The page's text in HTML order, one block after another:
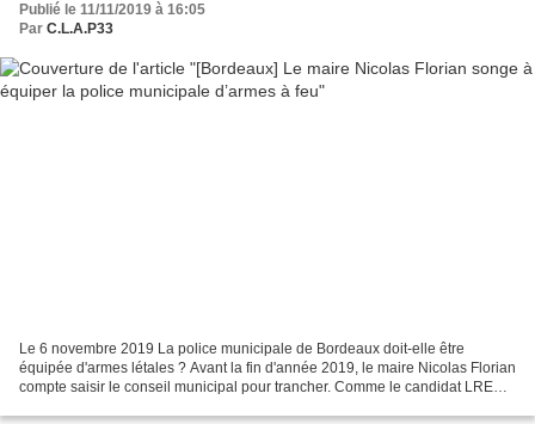
Publié le 11/11/2019 à 16:05
Par C.L.A.P33
Le 6 novembre 2019 La police municipale de Bordeaux doit-elle être
équipée d'armes létales ? Avant la fin d'année 2019, le maire Nicolas Florian
compte saisir le conseil municipal pour trancher. Comme le candidat LREM